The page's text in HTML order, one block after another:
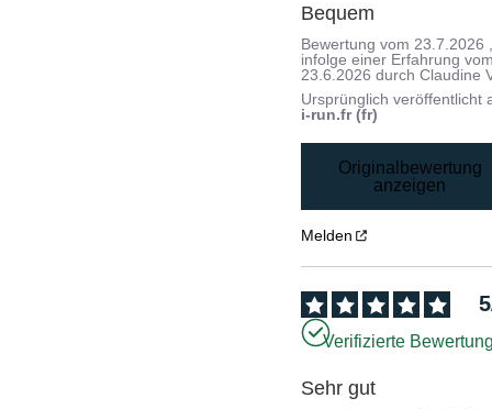
Bequem
Bewertung vom 23.7.2026
infolge einer Erfahrung
23.6.2026 durchClaudine
Ursprünglich veröffentlicht
i-run.fr (fr)
Originalbewertung
anzeigen
Melden
5
Verifizierte
Sehr gut